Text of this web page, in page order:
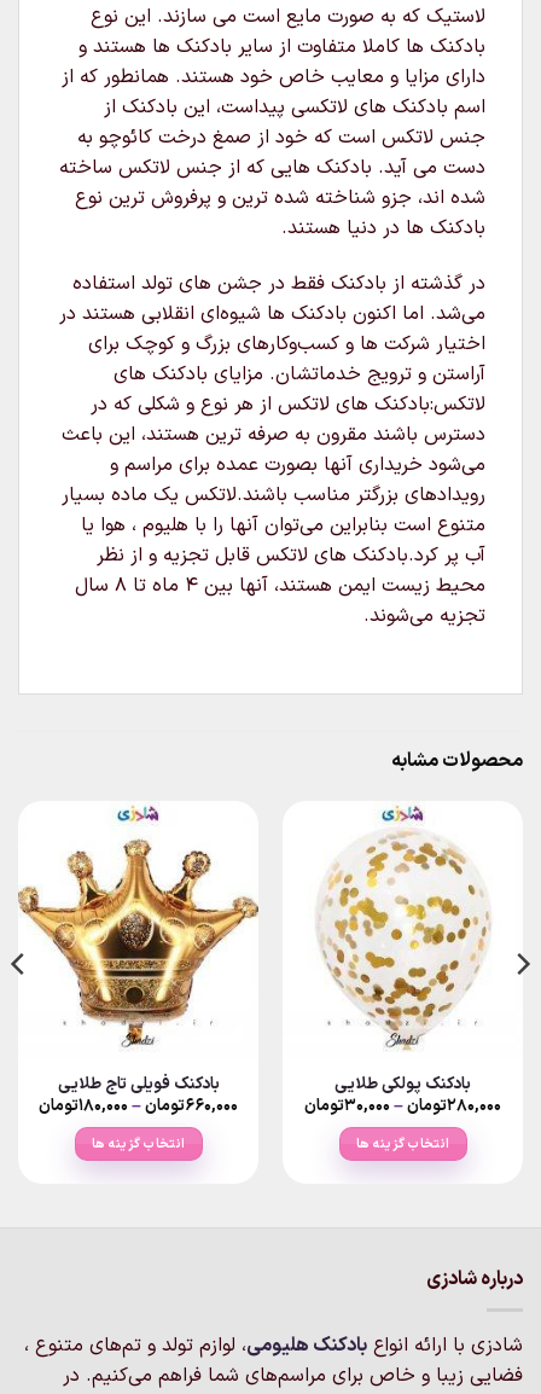
لاستیک که به صورت مایع است می سازند. این نوع
بادکنک ها کاملا متفاوت از سایر بادکنک ها هستند و
دارای مزایا و معایب خاص خود هستند. همانطور که از
اسم بادکنک های لاتکسی پیداست، این بادکنک از
جنس لاتکس است که خود از صمغ درخت کائوچو به
دست می آید. بادکنک هایی که از جنس لاتکس ساخته
شده اند، جزو شناخته شده ترین و پرفروش ترین نوع
بادکنک ها در دنیا هستند.
در گذشته از بادکنک فقط در جشن های تولد استفاده
می‌شد. اما اکنون بادکنک ها شیوه‌ای انقلابی هستند در
اختیار شرکت ها و کسب‌وکارهای بزرگ و کوچک برای
آراستن و ترویج خدماتشان. مزایای بادکنک های
لاتکس:بادکنک های لاتکس از هر نوع و شکلی که در
دسترس باشند مقرون به صرفه ترین هستند، این باعث
می‌شود خریداری آنها بصورت عمده برای مراسم و
رویدادهای بزرگتر مناسب باشند.لاتکس یک ماده بسیار
متنوع است بنابراین می‌توان آنها را با هلیوم ، هوا یا
آب پر کرد.بادکنک های لاتکس قابل تجزیه و از نظر
محیط زیست ایمن هستند، آنها بین ۴ ماه تا ۸ سال
تجزیه می‌شوند.
محصولات مشابه
بادکنک پولکی طلایی
۲۸۰,۰۰۰تومان–۳۰,۰۰۰تومانPrice
انتخاب گزینه ها
گزینه
ها
بادکنک فویلی تاج طلایی
۶۶۰,۰۰۰تومان–۱۸۰,۰۰۰تومانPrice
انتخاب گزینه ها
گزینه
ها
درباره شادزی
شادزی با ارائه انواع بادکنک‌ هلیومی، لوازم تولد و تم‌های متنوع ،
فضایی زیبا و خاص برای مراسم‌های شما فراهم می‌کنیم. در